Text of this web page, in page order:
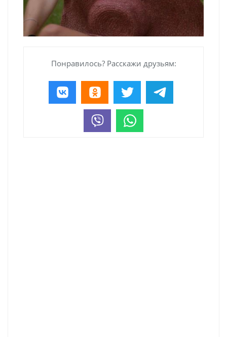
Понравилось? Расскажи друзьям: